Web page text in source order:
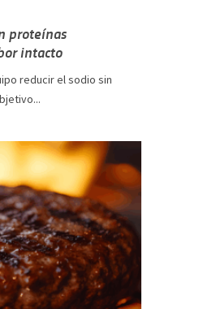
proteínas
intacto
reducir el sodio sin